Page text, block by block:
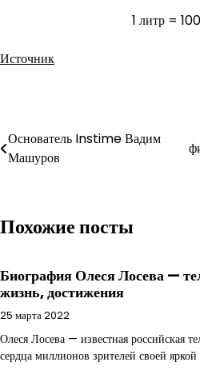
1 литр =
Источник
по
записям
Основатель Instime Вадим
Машуров
Похожие посты
Биография Олеся Лосева —
жизнь, достижения
25 марта 2022
Олеся Лосева — известная российская
сердца миллионов зрителей своей